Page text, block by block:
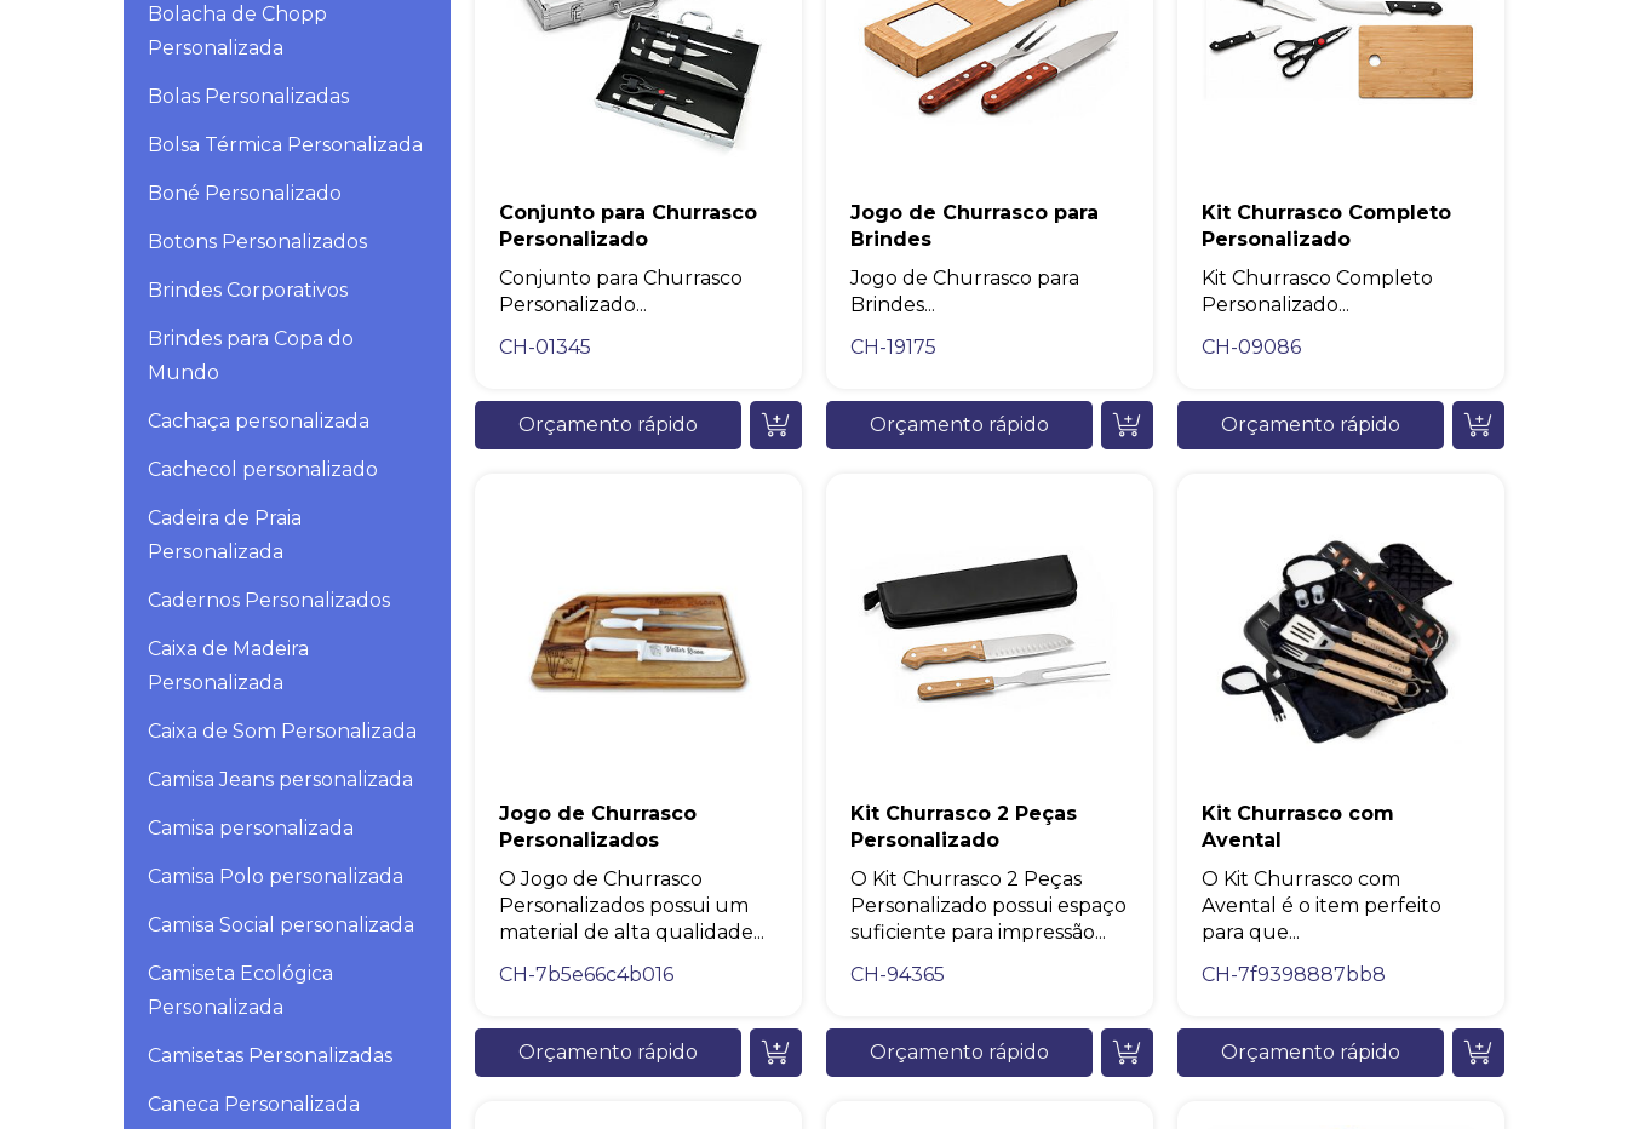
Bolacha de Chopp
Personalizada
Bolas Personalizadas
Bolsa Térmica Personalizada
Boné Personalizado
Botons Personalizados
Brindes Corporativos
Brindes para Copa do
Mundo
Cachaça personalizada
Cachecol personalizado
Cadeira de Praia
Personalizada
Cadernos Personalizados
Caixa de Madeira
Personalizada
Caixa de Som Personalizada
Camisa Jeans personalizada
Camisa personalizada
Camisa Polo personalizada
Camisa Social personalizada
Camiseta Ecológica
Personalizada
Camisetas Personalizadas
Caneca Personalizada
Conjunto para Churrasco
Personalizado
Conjunto para Churrasco
Personalizado...
CH-01345
Orçamento rápido
Jogo de Churrasco para
Brindes
Jogo de Churrasco para
Brindes...
CH-19175
Orçamento rápido
Kit Churrasco Completo
Personalizado
Kit Churrasco Completo
Personalizado...
CH-09086
Orçamento rápido
Jogo de Churrasco
Personalizados
O Jogo de Churrasco
Personalizados possui um
material de alta qualidade...
CH-7b5e66c4b016
Orçamento rápido
Kit Churrasco 2 Peças
Personalizado
O Kit Churrasco 2 Peças
Personalizado possui espaço
suficiente para impressão...
CH-94365
Orçamento rápido
Kit Churrasco com
Avental
O Kit Churrasco com
Avental é o item perfeito
para que...
CH-7f9398887bb8
Orçamento rápido
Chambo Brindes